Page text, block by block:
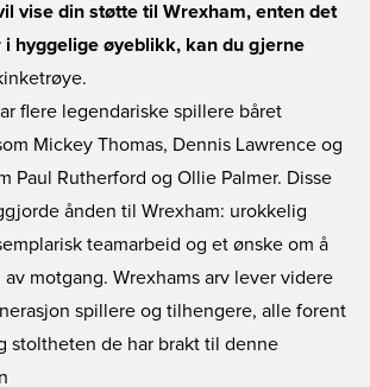
vise din støtte til Wrexham, enten det
i hyggelige øyeblikk, kan du gjerne
flere legendariske spillere båret
Mickey Thomas, Dennis Lawrence og
Paul Rutherford og Ollie Palmer. Disse
ånden til Wrexham: urokkelig
teamarbeid og et ønske om å
av motgang. Wrexhams arv lever videre
spillere og tilhengere, alle forent
stoltheten de har brakt til denne